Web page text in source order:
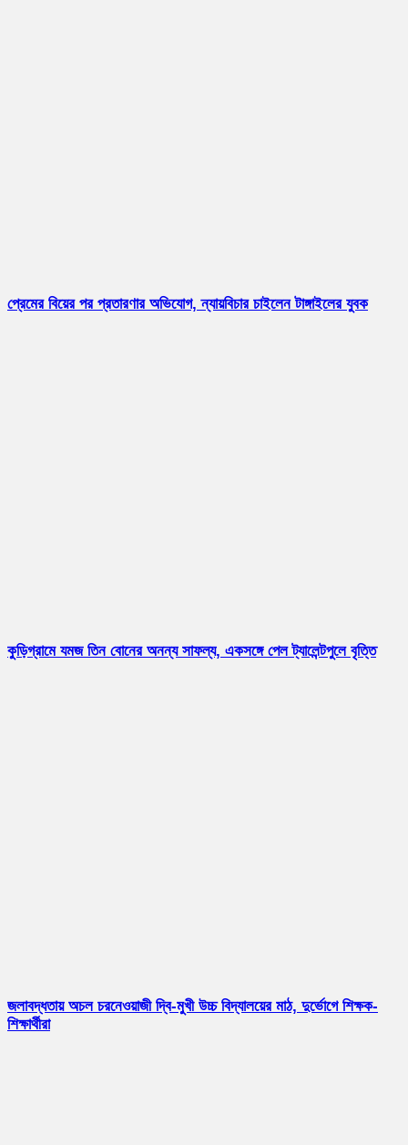
প্রেমের বিয়ের পর প্রতারণার অভিযোগ, ন্যায়বিচার চাইলেন টাঙ্গাইলের যুবক
কুড়িগ্রামে যমজ তিন বোনের অনন্য সাফল্য, একসঙ্গে পেল ট্যালেন্টপুলে বৃত্তি
জলাবদ্ধতায় অচল চরনেওয়াজী দ্বি-মুখী উচ্চ বিদ্যালয়ের মাঠ, দুর্ভোগে শিক্ষক-
শিক্ষার্থীরা